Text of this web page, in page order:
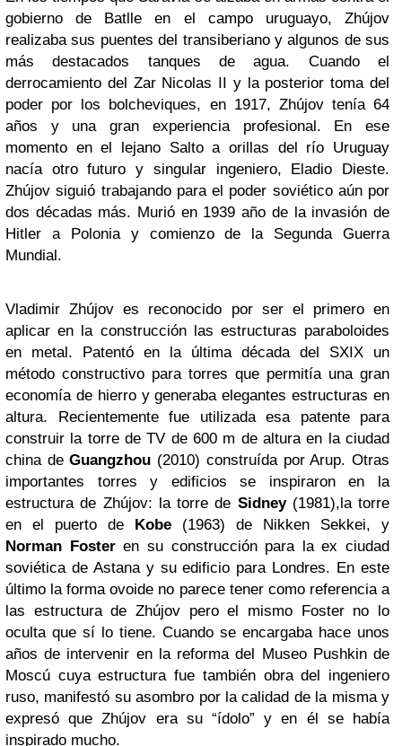
gobierno de Batlle en el campo uruguayo, Zhújov
realizaba sus puentes del transiberiano y algunos de sus
más destacados tanques de agua. Cuando el
derrocamiento del Zar Nicolas II y la posterior toma del
poder por los bolcheviques, en 1917, Zhújov tenía 64
años y una gran experiencia profesional. En ese
momento en el lejano Salto a orillas del río Uruguay
nacía otro futuro y singular ingeniero, Eladio Dieste.
Zhújov siguió trabajando para el poder soviético aún por
dos décadas más. Murió en 1939 año de la invasión de
Hitler a Polonia y comienzo de la Segunda Guerra
Mundial.
Vladimir Zhújov es reconocido por ser el primero en
aplicar en la construcción las estructuras paraboloides
en metal. Patentó en la última década del SXIX un
método constructivo para torres que permitía una gran
economía de hierro y generaba elegantes estructuras en
altura. Recientemente fue utilizada esa patente para
construir la torre de TV de 600 m de altura en la ciudad
china deGuangzhou (2010) construída por Arup. Otras
importantes torres y edificios se inspiraron en la
estructura de Zhújov: la torre de Sidney(1981),la torre
en el puerto de
Kobe (1963) de Nikken Sekkei, y
Norman Fosteren su construcción para la ex ciudad
soviética de Astana y su edificio para Londres. En este
último la forma ovoide no parece tener como referencia a
las estructura de Zhújov pero el mismo Foster no lo
oculta que sí lo tiene. Cuando se encargaba hace unos
años de intervenir en la reforma del Museo Pushkin de
Moscú cuya estructura fue también obra del ingeniero
ruso, manifestó su asombro por la calidad de la misma y
expresó que Zhújov era su “ídolo” y en él se había
inspirado mucho.